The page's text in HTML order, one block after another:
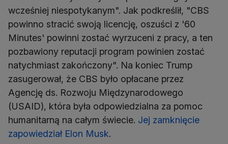
wcześniej niespotykanym". Jak podkreślił, "CBS
powinno stracić swoją licencję, oszuści z '60
Minutes' powinni zostać wyrzuceni z pracy, a ten
pozbawiony reputacji program powinien zostać
natychmiast zakończony". Na koniec Trump
zasugerował, że CBS było opłacane przez
Agencję ds. Rozwoju Międzynarodowego
(USAID), która była odpowiedzialna za pomoc
humanitarną na całym świecie. Jej zamknięcie
zapowiedział Elon Musk.